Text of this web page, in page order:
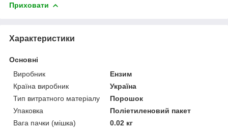
Приховати
Характеристики
Основні
Виробник
Ензим
Країна виробник
Україна
Тип витратного матеріалу
Порошок
Упаковка
Поліетиленовий пакет
Вага пачки (мішка)
0.02 кг